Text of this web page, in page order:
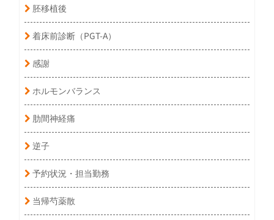
胚移植後
着床前診断（PGT-A）
感謝
ホルモンバランス
肋間神経痛
逆子
予約状況・担当勤務
当帰芍薬散